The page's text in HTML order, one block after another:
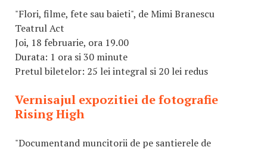
"Flori, filme, fete sau baieti", de Mimi Branescu
Teatrul Act
Joi, 18 februarie, ora 19.00
Durata: 1 ora si 30 minute
Pretul biletelor: 25 lei integral si 20 lei redus
Vernisajul expozitiei de fotografie
Rising High
"Documentand muncitorii de pe santierele de